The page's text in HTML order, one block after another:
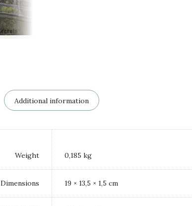
Additional information
Weight 0,185 kg
Dimensions 19 × 13,5 × 1,5 cm